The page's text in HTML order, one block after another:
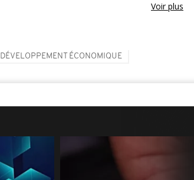
Voir plus
DÉVELOPPEMENT ÉCONOMIQUE